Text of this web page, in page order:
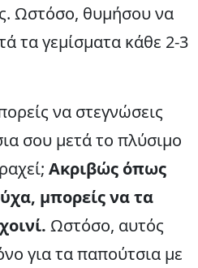
Ωστόσο, θυμήσου να
τα γεμίσματα κάθε 2-3
να στεγνώσεις
σου μετά το πλύσιμο
Ακριβώς όπως
μπορείς να τα
Ωστόσο, αυτός
για τα παπούτσια με